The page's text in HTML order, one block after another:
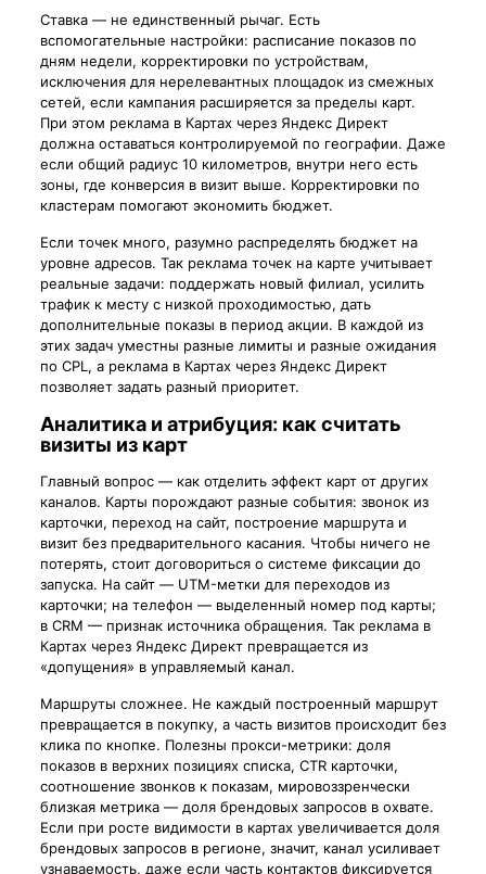
Ставка — не единственный рычаг. Есть
вспомогательные настройки: расписание показов по
дням недели, корректировки по устройствам,
исключения для нерелевантных площадок из смежных
сетей, если кампания расширяется за пределы карт.
При этом реклама в Картах через Яндекс Директ
должна оставаться контролируемой по географии. Даже
если общий радиус 10 километров, внутри него есть
зоны, где конверсия в визит выше. Корректировки по
кластерам помогают экономить бюджет.
Если точек много, разумно распределять бюджет на
уровне адресов. Так реклама точек на карте учитывает
реальные задачи: поддержать новый филиал, усилить
трафик к месту с низкой проходимостью, дать
дополнительные показы в период акции. В каждой из
этих задач уместны разные лимиты и разные ожидания
по CPL, а реклама в Картах через Яндекс Директ
позволяет задать разный приоритет.
Аналитика и атрибуция: как считать
визиты из карт
Главный вопрос — как отделить эффект карт от других
каналов. Карты порождают разные события: звонок из
карточки, переход на сайт, построение маршрута и
визит без предварительного касания. Чтобы ничего не
потерять, стоит договориться о системе фиксации до
запуска. На сайт — UTM-метки для переходов из
карточки; на телефон — выделенный номер под карты;
в CRM — признак источника обращения. Так реклама в
Картах через Яндекс Директ превращается из
«допущения» в управляемый канал.
Маршруты сложнее. Не каждый построенный маршрут
превращается в покупку, а часть визитов происходит без
клика по кнопке. Полезны прокси-метрики: доля
показов в верхних позициях списка, CTR карточки,
соотношение звонков к показам, мировоззренчески
близкая метрика — доля брендовых запросов в охвате.
Если при росте видимости в картах увеличивается доля
брендовых запросов в регионе, значит, канал усиливает
узнаваемость, даже если часть контактов фиксируется